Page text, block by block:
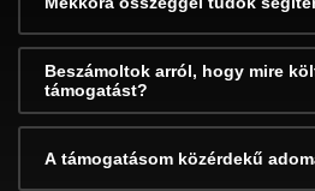
Beszámoltok arról, hogy mire
támogatást?
A támogatásom közérdekű